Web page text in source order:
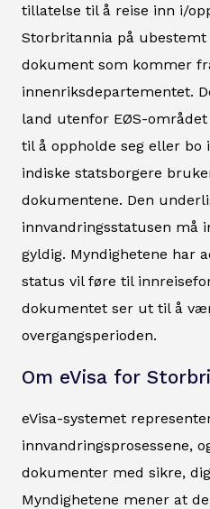
tillatelse til å reise inn i/
Storbritannia på
dokument som kommer
innenriksdepartementet.
land utenfor EØS-
til å oppholde seg eller bo
indiske statsborgere
dokumentene. Den
innvandringsstatusen må
gyldig. Myndighetene har
status vil føre til
dokumentet ser ut til å
overgangsperioden.
Om eVisa for
eVisa-systemet
innvandringsprosessene,
dokumenter med sikre,
Myndighetene mener at